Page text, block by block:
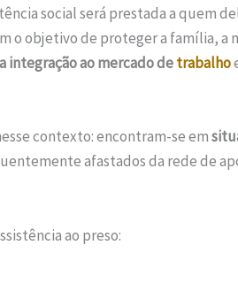
social será prestada a quem
o objetivo de proteger a família, a
integração ao mercado detrabalho
contexto: encontram-se em
afastados da rede de
ao preso: